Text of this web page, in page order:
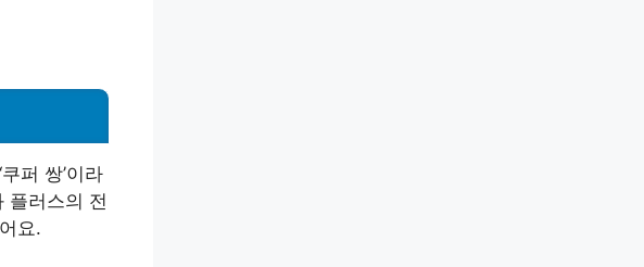
퍼 쌍’이라
플러스의 전
요.